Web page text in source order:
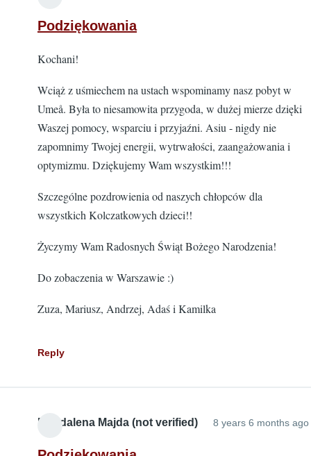
Podziękowania
Kochani!
Wciąż z uśmiechem na ustach wspominamy nasz pobyt w
Umeå. Była to niesamowita przygoda, w dużej mierze dzięki
Waszej pomocy, wsparciu i przyjaźni. Asiu - nigdy nie
zapomnimy Twojej energii, wytrwałości, zaangażowania i
optymizmu. Dziękujemy Wam wszystkim!!!
Szczególne pozdrowienia od naszych chłopców dla
wszystkich Kolczatkowych dzieci!!
Życzymy Wam Radosnych Świąt Bożego Narodzenia!
Do zobaczenia w Warszawie :)
Zuza, Mariusz, Andrzej, Adaś i Kamilka
Reply
Magdalena Majda (not verified) 8 years 6 months ago